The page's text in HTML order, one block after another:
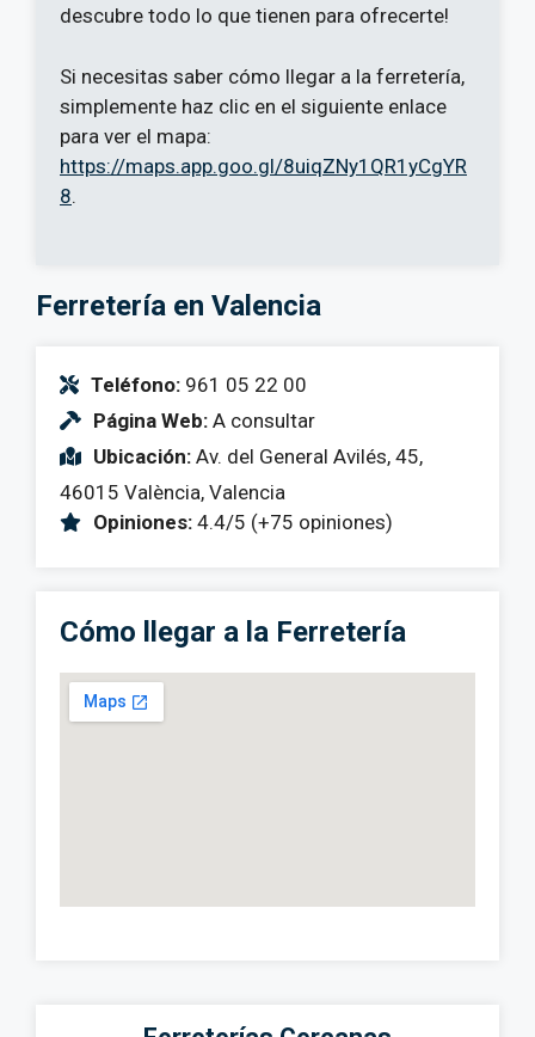
descubre todo lo que tienen para ofrecerte!
Si necesitas saber cómo llegar a la ferretería,
simplemente haz clic en el siguiente enlace
para ver el mapa:
https://maps.app.goo.gl/8uiqZNy1QR1yCgYR
8.
Ferretería en Valencia
Teléfono: 961 05 22 00
Página Web: A consultar
Ubicación: Av. del General Avilés, 45,
46015 València, Valencia
Opiniones: 4.4/5 (+75 opiniones)
Cómo llegar a la Ferretería